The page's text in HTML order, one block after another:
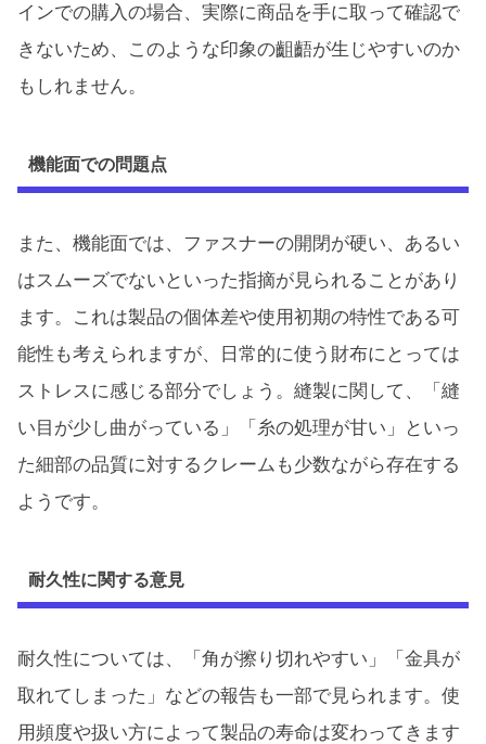
インでの購入の場合、実際に商品を手に取って確認で
きないため、このような印象の齟齬が生じやすいのか
もしれません。
機能面での問題点
また、機能面では、ファスナーの開閉が硬い、あるい
はスムーズでないといった指摘が見られることがあり
ます。これは製品の個体差や使用初期の特性である可
能性も考えられますが、日常的に使う財布にとっては
ストレスに感じる部分でしょう。縫製に関して、「縫
い目が少し曲がっている」「糸の処理が甘い」といっ
た細部の品質に対するクレームも少数ながら存在する
ようです。
耐久性に関する意見
耐久性については、「角が擦り切れやすい」「金具が
取れてしまった」などの報告も一部で見られます。使
用頻度や扱い方によって製品の寿命は変わってきます